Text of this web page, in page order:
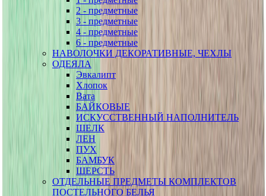
2 - предметные
3 - предметные
4 - предметные
6 - предметные
НАВОЛОЧКИ ДЕКОРАТИВНЫЕ, ЧЕХЛЫ
ОДЕЯЛА
Эвкалипт
Хлопок
Вата
БАЙКОВЫЕ
ИСКУССТВЕННЫЙ НАПОЛНИТЕЛЬ
ШЕЛК
ЛЕН
ПУХ
БАМБУК
ШЕРСТЬ
ОТДЕЛЬНЫЕ ПРЕДМЕТЫ КОМПЛЕКТОВ
ПОСТЕЛЬНОГО БЕЛЬЯ